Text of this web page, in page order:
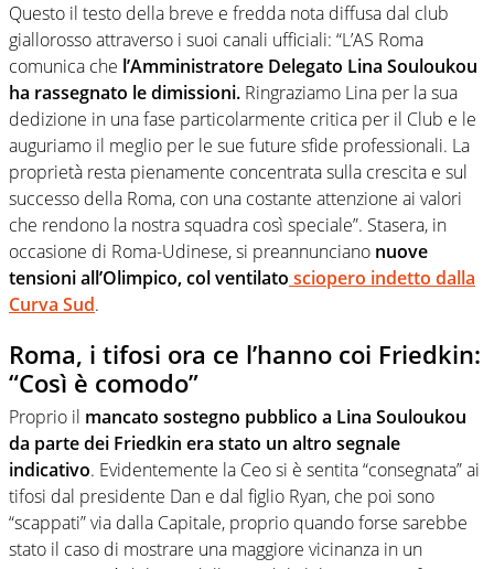
Questo il testo della breve e fredda nota diffusa dal club
giallorosso attraverso i suoi canali ufficiali: “L’AS Roma
comunica che l’Amministratore Delegato Lina Souloukou
ha rassegnato le dimissioni. Ringraziamo Lina per la sua
dedizione in una fase particolarmente critica per il Club e le
auguriamo il meglio per le sue future sfide professionali. La
proprietà resta pienamente concentrata sulla crescita e sul
successo della Roma, con una costante attenzione ai valori
che rendono la nostra squadra così speciale”. Stasera, in
occasione di Roma-Udinese, si preannunciano nuove
tensioni all’Olimpico, col ventilato sciopero indetto dalla
Curva Sud.
Roma, i tifosi ora ce l’hanno coi Friedkin:
“Così è comodo”
Proprio il mancato sostegno pubblico a Lina Souloukou
da parte dei Friedkin era stato un altro segnale
indicativo. Evidentemente la Ceo si è sentita “consegnata” ai
tifosi dal presidente Dan e dal figlio Ryan, che poi sono
“scappati” via dalla Capitale, proprio quando forse sarebbe
stato il caso di mostrare una maggiore vicinanza in un